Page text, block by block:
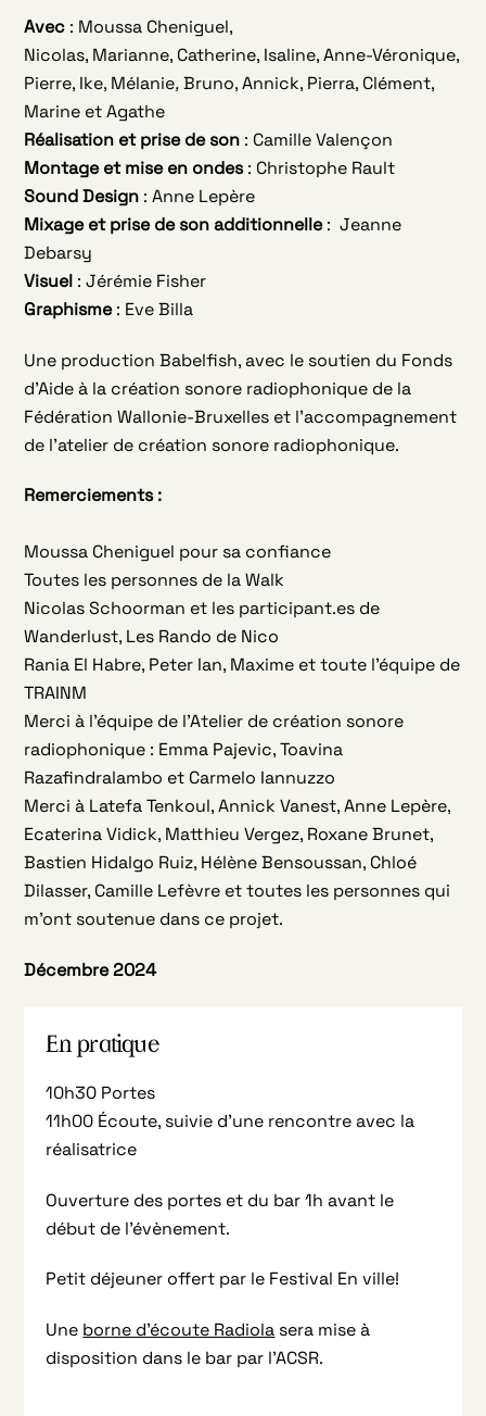
Avec : Moussa Cheniguel,
Nicolas, Marianne, Catherine, Isaline, Anne-Véronique,
Pierre, Ike, Mélanie,Bruno, Annick, Pierra, Clément,
Marine et Agathe
Réalisation et prise de son : Camille Valençon
Montage et mise en ondes: Christophe Rault
Sound Design : Anne Lepère
Mixage et prise de son additionnelle: Jeanne
Debarsy
Visuel : Jérémie Fisher
Graphisme: Eve Billa
Une production Babelfish, avec le soutien du Fonds
d’Aide à la création sonore radiophonique de la
Fédération Wallonie-Bruxelles et l’accompagnement
de l’atelier de création sonore radiophonique.
Remerciements :
Moussa Cheniguel pour sa confiance
Toutes les personnes de la Walk
Nicolas Schoorman et les participant.es de
Wanderlust, Les Rando de Nico
Rania El Habre, Peter Ian, Maxime et toute l’équipe de
TRAINM
Merci à l’équipe de l’Atelier de création sonore
radiophonique : Emma Pajevic, Toavina
Razafindralambo et Carmelo Iannuzzo
Merci à Latefa Tenkoul, Annick Vanest, Anne Lepère,
Ecaterina Vidick, Matthieu Vergez, Roxane Brunet,
Bastien Hidalgo Ruiz, Hélène Bensoussan, Chloé
Dilasser, Camille Lefèvre et toutes les personnes qui
m’ont soutenue dans ce projet.
Décembre 2024
En pratique
10h30 Portes
11h00 Écoute, suivie d’une rencontre avec la
réalisatrice
Ouverture des portes et du bar 1h avant le
début de l’évènement.
Petit déjeuner offert par le Festival En ville!
Une borne d’écoute Radiola sera mise à
disposition dans le bar par l’ACSR.